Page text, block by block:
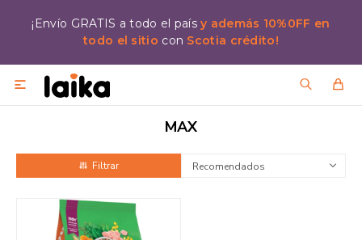
¡Envío GRATIS a todo el paísy además 10%0FF en
todo el sitio con Scotia crédito!

MAX
Recomendados